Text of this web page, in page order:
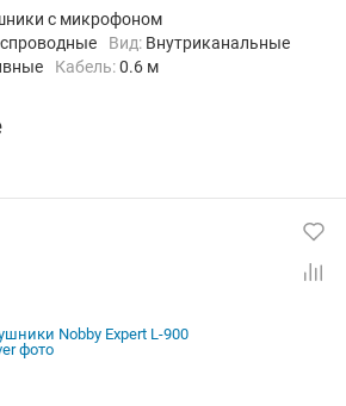
с микрофоном
Вид: Внутриканальные
кабель:0.6 м